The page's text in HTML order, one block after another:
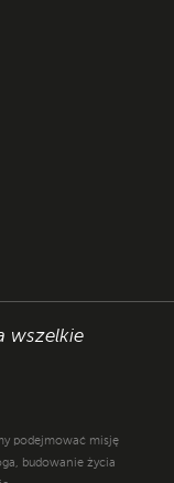
wszelkie
podejmować misję
budowanie życia